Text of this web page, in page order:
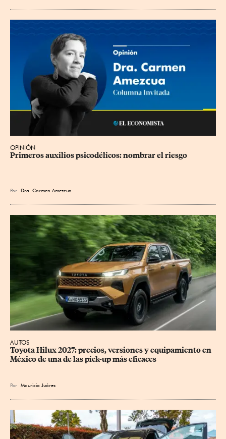
OPINIÓN
Primeros auxilios psicodélicos: nombrar el riesgo
Por Dra. Carmen Amezcua
AUTOS
Toyota Hilux 2027: precios, versiones y equipamiento en
México de una de las pick-up más eficaces
Por Mauricio Juárez